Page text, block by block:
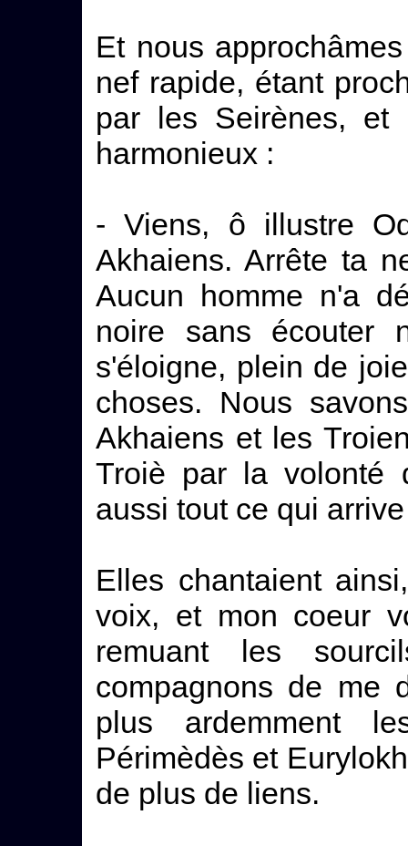
Et nous
nef rapide, étant
par les Seirènes, et
harmonieux :
- Viens, ô illustre
Akhaiens. Arrête ta
Aucun homme n'a
noire sans écouter
s'éloigne, plein de
choses. Nous
Akhaiens et les
Troiè par la volonté
aussi tout ce qui
Elles chantaient
voix, et mon coeur
remuant les
compagnons de me
plus ardemment
Périmèdès et
de plus de liens.